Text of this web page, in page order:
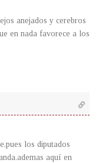
anejados y cerebros
en nada favorece a los
los diputados
aquí en